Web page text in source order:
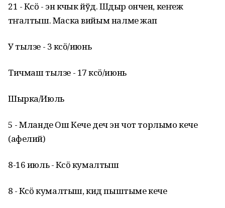
21 - Кӱсӧ - эн кӱчык йўд. Шӱдыр ончен, кеҥеж
тӱҥалтыш. Маска вийым налме жап
У тылзе - 3 кӱсӧ/июнь
Тичмаш тылзе - 17 кӱсӧ/июнь
Шырка/Июль
5 - Мланде Ош Кече деч эн чот торлымо кече
(афелий)
8-16 июль - Кӱсӧ кумалтыш
8 - Кӱсӧ кумалтыш, кид пыштыме кече